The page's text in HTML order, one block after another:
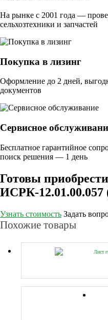
На рынке с 2001 года —
сельхозтехники и запчастей
Покупка в лизинг
Оформление до 2 дней,
документов
Сервисное
Бесплатное гарантийное
поиск решения — 1 день
Готовы
ИСРК-
Узнать стоимость Задать
Похожие товары
Лист